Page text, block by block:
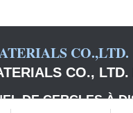
CO.,LTD.
CO.,
DE CERCLES À